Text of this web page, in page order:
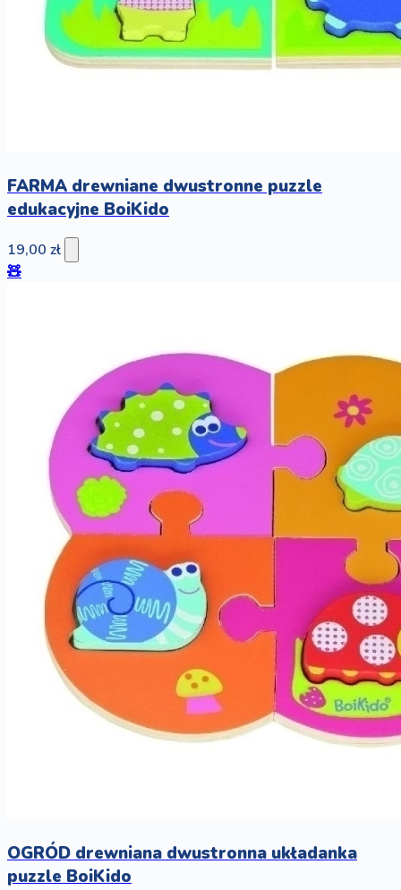
FARMA drewniane dwustronne puzzle
edukacyjne BoiKido
19,00 zł
🧸
OGRÓD drewniana dwustronna układanka
puzzle BoiKido